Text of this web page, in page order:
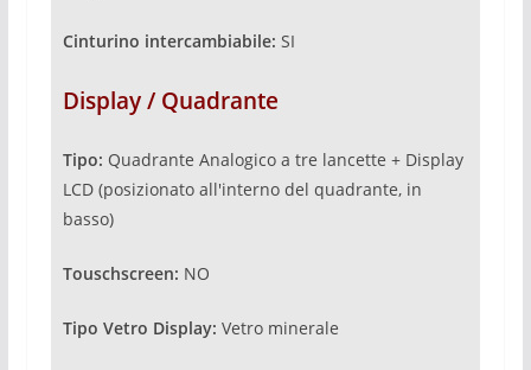
Cinturino intercambiabile: SI
Display / Quadrante
Tipo: Quadrante Analogico a tre lancette + Display
LCD (posizionato all'interno del quadrante, in
basso)
Touschscreen: NO
Tipo Vetro Display: Vetro minerale